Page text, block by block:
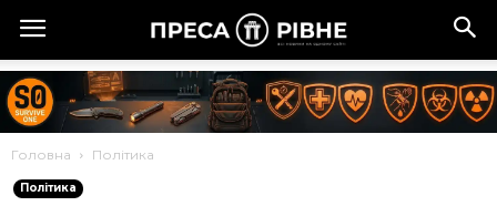
Головна Політика
Політика